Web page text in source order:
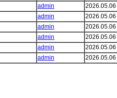
admin
2026.05.06
admin
2026.05.06
admin
2026.05.06
admin
2026.05.06
admin
2026.05.06
admin
2026.05.06